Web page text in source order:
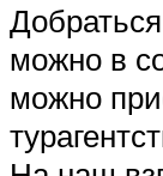
можно в
можно